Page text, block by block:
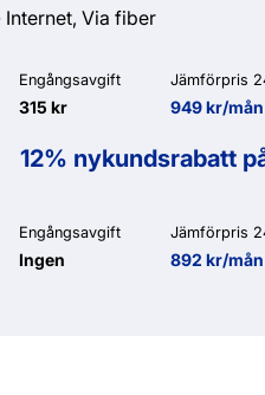
Internet, Via fiber
Engångsavgift
315 kr
Jämförpris
949 kr/mån
12% nykundsrabatt
Engångsavgift
Ingen
Jämförpris
892 kr/mån